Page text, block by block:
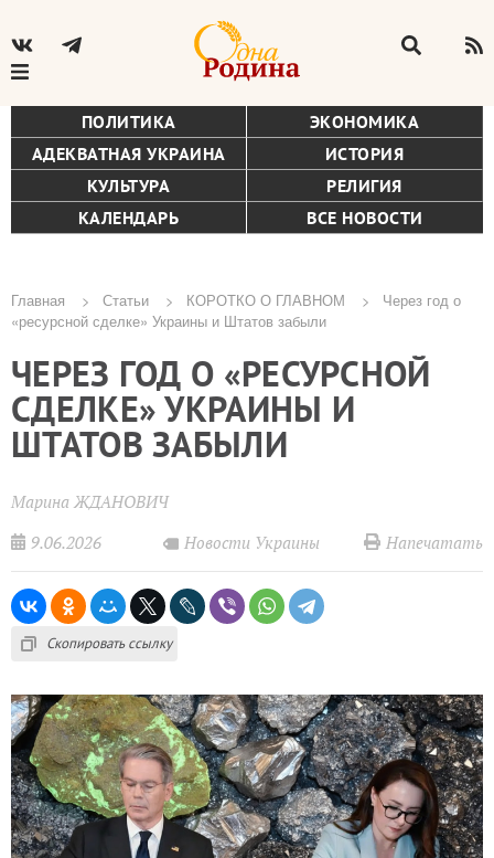
ПОЛИТИКА
ЭКОНОМИКА
АДЕКВАТНАЯ УКРАИНА
ИСТОРИЯ
КУЛЬТУРА
РЕЛИГИЯ
КАЛЕНДАРЬ
ВСЕ НОВОСТИ
Строка
навигации
Главная Статьи КОРОТКО О ГЛАВНОМ
Через год о
«ресурсной сделке» Украины и Штатов забыли
ЧЕРЕЗ ГОД О «РЕСУРСНОЙ
СДЕЛКЕ» УКРАИНЫ И
ШТАТОВ ЗАБЫЛИ
Марина ЖДАНОВИЧ
9.06.2026
Новости Украины Напечатать
Скопировать ссылку